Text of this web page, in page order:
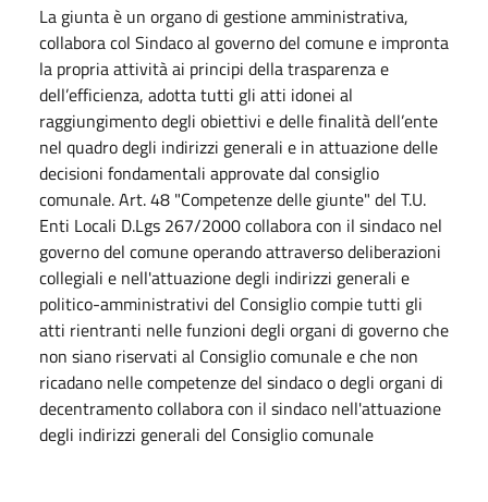
La giunta è un organo di gestione amministrativa,
collabora col Sindaco al governo del comune e impronta
la propria attività ai principi della trasparenza e
dell’efficienza, adotta tutti gli atti idonei al
raggiungimento degli obiettivi e delle finalità dell’ente
nel quadro degli indirizzi generali e in attuazione delle
decisioni fondamentali approvate dal consiglio
comunale. Art. 48 "Competenze delle giunte" del T.U.
Enti Locali D.Lgs 267/2000 collabora con il sindaco nel
governo del comune operando attraverso deliberazioni
collegiali e nell'attuazione degli indirizzi generali e
politico-amministrativi del Consiglio compie tutti gli
atti rientranti nelle funzioni degli organi di governo che
non siano riservati al Consiglio comunale e che non
ricadano nelle competenze del sindaco o degli organi di
decentramento collabora con il sindaco nell'attuazione
degli indirizzi generali del Consiglio comunale